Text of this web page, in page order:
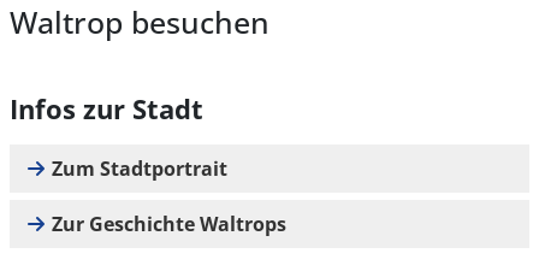
Waltrop besuchen
Infos zur Stadt
Zum Stadtportrait
Zur Geschichte Waltrops